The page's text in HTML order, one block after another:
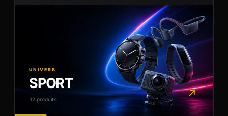
UNIVERS
SPORT
32 produits ↗